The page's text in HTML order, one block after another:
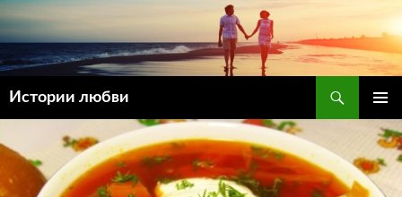
Истории любви
МЕНЮ
СОДЕРЖИМОМУ